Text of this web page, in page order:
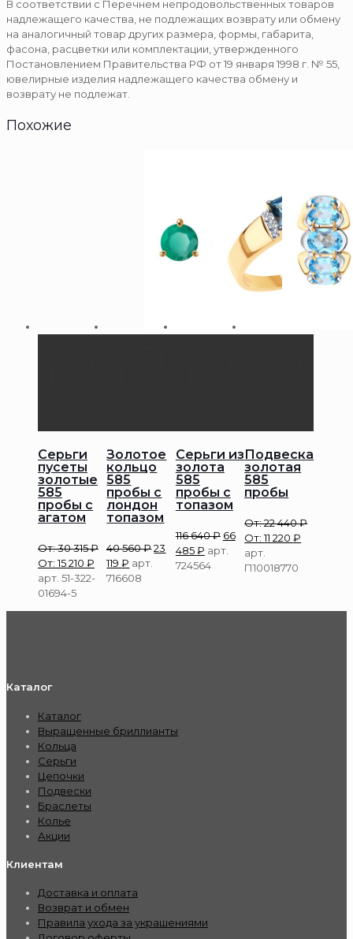
В соответствии с Перечнем непродовольственных товаров
надлежащего качества, не подлежащих возврату или обмену
на аналогичный товар других размера, формы, габарита,
фасона, расцветки или комплектации, утвержденного
Постановлением Правительства РФ от 19 января 1998 г. № 55,
ювелирные изделия надлежащего качества обмену и
возврату не подлежат.
Похожие
Серьги
пусеты
золотые
585
пробы с
агатом
От:30 315₽
От:15 210 ₽
арт. 51-322-
01694-5
Золотое
кольцо
585
пробы с
лондон
топазом
40 560₽23
119₽ арт.
716608
Серьги из
золота
585
пробы с
топазом
116 640₽ 66
485₽ арт.
724564
Подвеска
золотая
585
пробы
От:22 440₽
От:11 220₽
арт.
П10018770
Каталог
Каталог
Выращенные бриллианты
Кольца
Серьги
Цепочки
Подвески
Браслеты
Колье
Акции
Клиентам
Доставка и оплата
Возврат и обмен
Правила ухода за украшениями